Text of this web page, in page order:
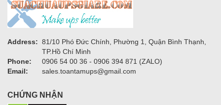
Address: 81/10 Phó Đức Chính, Phường 1, Quận Bình Thạnh,
TP.Hồ Chí Minh
Phone:
0906 54 00 36 - 0906 394 871 (ZALO)
Email:
sales.toantamups@gmail.com
CHỨNG NHẬN